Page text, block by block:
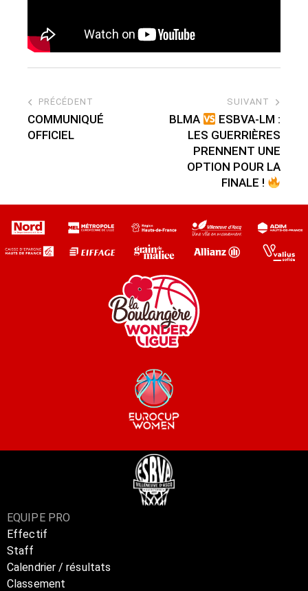
PRÉCÉDENT
COMMUNIQUÉ
OFFICIEL
SUIVANT
BLMA
ESBVA-LM :
LES GUERRIÈRES
PRENNENT UNE
OPTION POUR LA
FINALE !
EQUIPE PRO
Effectif
Staff
Calendrier / résultats
Classement